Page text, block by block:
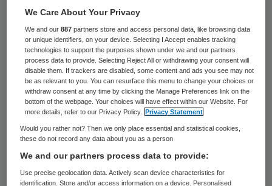
is sprake van een noodsituatie en zijn
twintig bedden niet in gebruik, meldde een
woordvoerder dinsdag.
Mrsa-besmetting
Het ziekenhuis kampt met een mrsa-
besmetting op één afdeling. Hier worden
geen nieuwe patiënten opgenomen en
medewerkers mogen niet op andere
We Care About Your Privacy
We and our887 partners store and access personal data, like browsing data
or unique identifiers, on your device. Selecting I Accept enables tracking
technologies to support the purposes shown under we and our partners
process data to provide. Selecting Reject All or withdrawing your consent will
disable them. If trackers are disabled, some content and ads you see may not
be as relevant to you. You can resurface this menu to change your choices or
withdraw consent at any time by clicking the Manage Preferences link on the
bottom of the webpage. Your choices will have effect within our Website. For
more details, refer to our Privacy Policy.
Privacy Statement
Would you rather not? Then we only place essential and statistical cookies,
these do not record any data about you as a person
We and our partners process data to provide:
Use precise geolocation data. Actively scan device characteristics for
identification. Store and/or access information on a device. Personalised